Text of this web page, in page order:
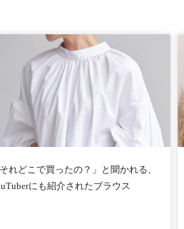
それどこで買ったの？」と聞かれる、
にも紹介されたブラウス